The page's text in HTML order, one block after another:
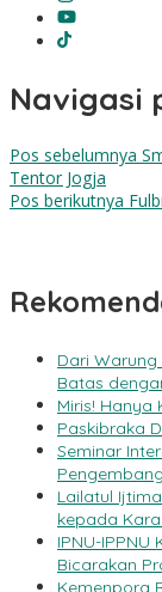
Navigasi
Pos sebelumnya
Tentor Jogja
Pos berikutnya
Dari Warung
Batas
Miris! Hanya
Paskibraka
Seminar
Lailatul
kepada
IPNU-
Bicarakan